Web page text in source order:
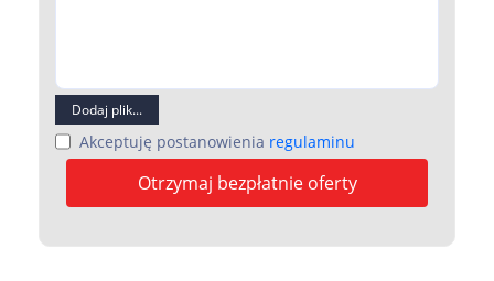
Dodaj plik...
Akceptuję postanowienia regulaminu
Otrzymaj bezpłatnie oferty